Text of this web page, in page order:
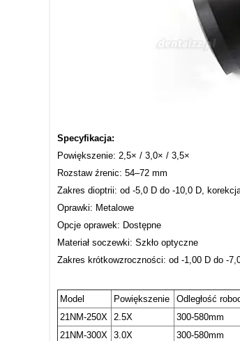
Specyfikacja:
Powiększenie: 2,5× / 3,0× / 3,5×
Rozstaw źrenic: 54–72 mm
Zakres dioptrii: od -5,0 D do -10,0 D,
Oprawki: Metalowe
Opcje oprawek: Dostępne
Materiał soczewki: Szkło optyczne
Zakres krótkowzroczności: od -1,00 D do -
Model Powiększenie Odległość
21NM-250X
2.5X 300-580mm
21NM-300X
3.0X 300-580mm